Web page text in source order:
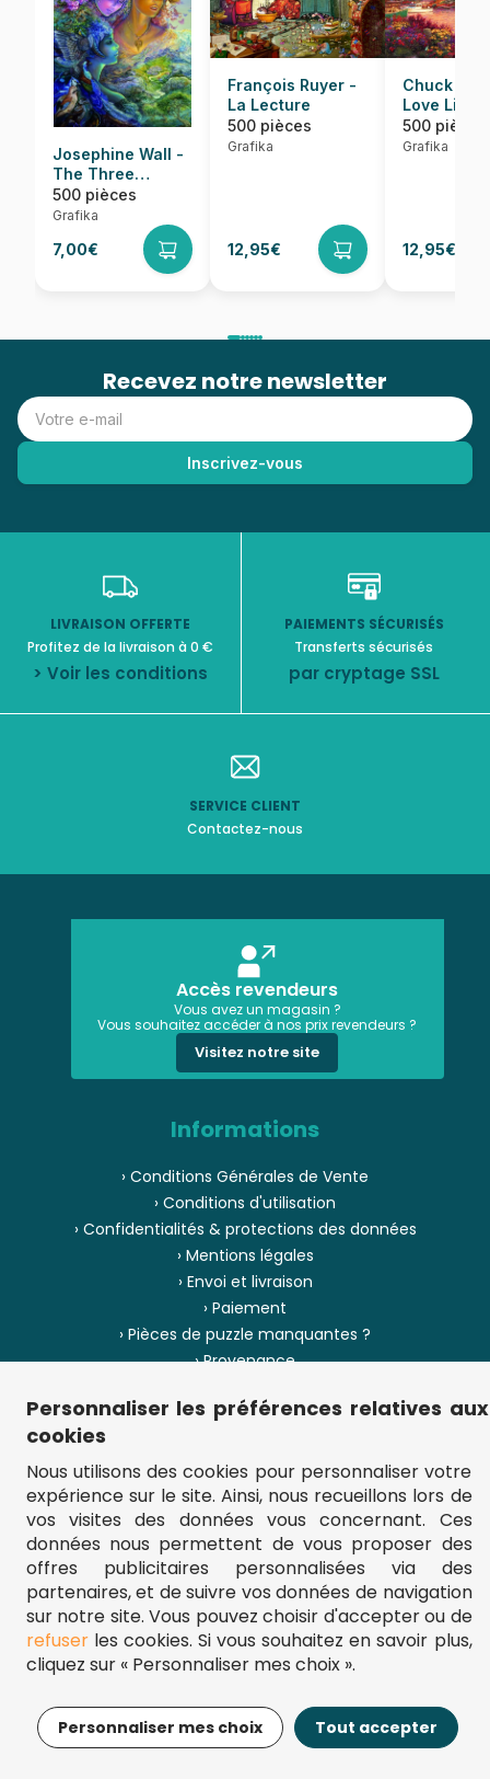
Josephine Wall -
The Three
Graces
500 pièces
Grafika
7,00€
François Ruyer -
La Lecture
500 pièces
Grafika
12,95€
Chuck
Love
500 pièces
Grafika
12,95€
12,95€ Ajouter au panier
Recevez notre newsletter
LIVRAISON OFFERTE
Profitez de la livraison à 0 €
> Voir les conditions
PAIEMENTS SÉCURISÉS
Transferts sécurisés
par cryptage SSL
SERVICE CLIENT
Contactez-nous
Accès revendeurs
Vous avez un magasin ?
Vous souhaitez accéder à nos prix revendeurs ?
Visitez notre site
Informations
› Conditions Générales de Vente
› Conditions d'utilisation
› Confidentialités & protections des données
› Mentions légales
› Envoi et livraison
› Paiement
› Pièces de puzzle manquantes ?
› Provenance
› Plan du site
** Frais d'envoi = 6,95 € (France) / gratuit à partir de 45 €.
fou-de-puzzle.com : le site référence pour acheter des puzzles de
qualité à bon prix.
© Fou-de-puzzle.com 2011 - 2026
Personnaliser les préférences relatives aux
cookies
Nous utilisons des cookies pour personnaliser votre
expérience sur le site. Ainsi, nous recueillons lors de
vos visites des données vous concernant. Ces
données nous permettent de vous proposer des
offres publicitaires personnalisées via des
partenaires, et de suivre vos données de navigation
sur notre site. Vous pouvez choisir d'accepter ou de
refuserles cookies. Si vous souhaitez en savoir plus,
cliquez sur « Personnaliser mes choix ».
Personnaliser mes choix Tout accepter